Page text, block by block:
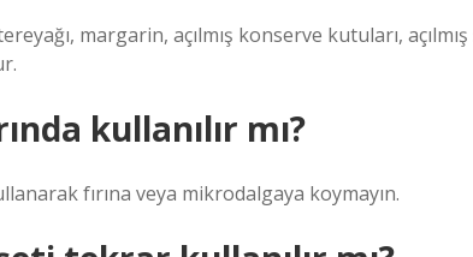
margarin, açılmış konserve kutuları,
kullanılır mı?
fırına veya mikrodalgaya koymayın.